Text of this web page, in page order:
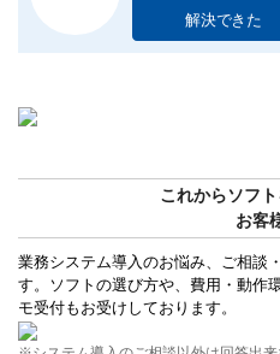
解決できた
これからソフ
お客
業務システム導入のお悩み、ご相談
す。ソフトの選び方や、費用・動作
モ受付もお受けしております。